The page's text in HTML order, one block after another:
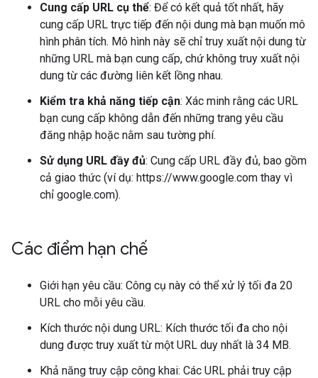
Cung cấp URL cụ thể: Để có kết quả tốt nhất, hãy
cung cấp URL trực tiếp đến nội dung mà bạn muốn mô
hình phân tích. Mô hình này sẽ chỉ truy xuất nội dung từ
những URL mà bạn cung cấp, chứ không truy xuất nội
dung từ các đường liên kết lồng nhau.
Kiểm tra khả năng tiếp cận: Xác minh rằng các URL
bạn cung cấp không dẫn đến những trang yêu cầu
đăng nhập hoặc nằm sau tường phí.
Sử dụng URL đầy đủ: Cung cấp URL đầy đủ, bao gồm
cả giao thức (ví dụ: https://www.google.com thay vì
chỉ google.com).
Các điểm hạn chế
Giới hạn yêu cầu: Công cụ này có thể xử lý tối đa 20
URL cho mỗi yêu cầu.
Kích thước nội dung URL: Kích thước tối đa cho nội
dung được truy xuất từ một URL duy nhất là 34 MB.
Khả năng truy cập công khai: Các URL phải truy cập